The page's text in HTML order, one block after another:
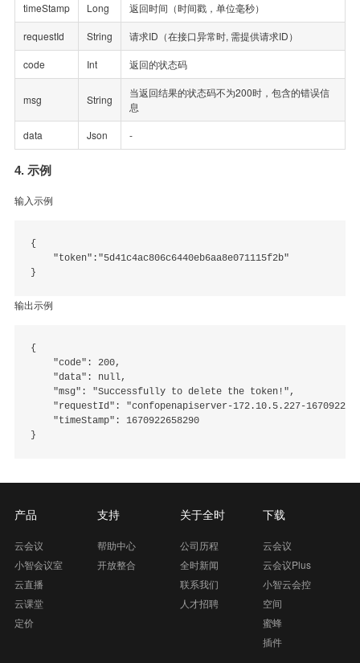
timeStamp Long 返回时间（时间戳，单位毫秒）
requestId String 请求ID（在接口异常时, 需提供请求ID）
code Int 返回的状态码
msg String
当返回结果的状态码不为200时，包含的错误信
息
data Json -
4. 示例
输入示例
{
    "token":"5d41c4ac806c6440eb6aa8e071115f2b"
输出示例
{
    "code": 200,
    "data": null,
    "msg": "Successfully to delete the token!",
"requestId": "confopenapiserver-172.10.5.227-
    "timeStamp": 1670922658290
产品
云会议
小智会议室
云直播
云课堂
定价
支持
帮助中心
开放整合
关于全时
公司历程
全时新闻
联系我们
人才招聘
下载
云会议
云会议Plus
小智云会控
空间
蜜蜂
插件